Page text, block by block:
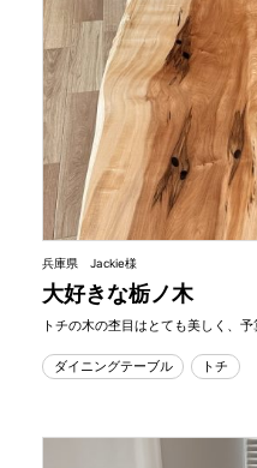
兵庫県 Jackie様
大好きな栃ノ木
トチの木の杢目はとても美しく、
ダイニングテーブル トチ